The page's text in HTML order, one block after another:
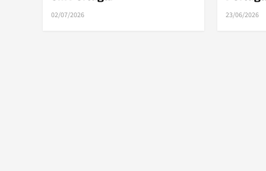
02/07/2026 23/06/2026